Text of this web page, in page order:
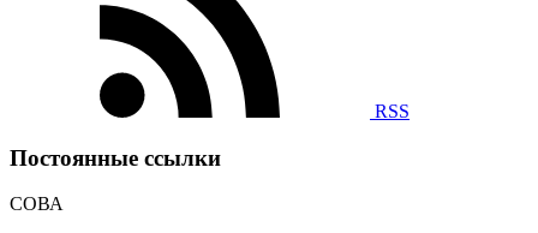
RSS
Постоянные ссылки
СОВА